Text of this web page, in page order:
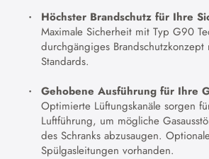
Höchster Brandschutz für Ihre
Maximale Sicherheit mit Typ G90
durchgängiges Brandschutzkonzept
Standards.
Gehobene Ausführung für Ihre
Optimierte Lüftungskanäle sorgen
Luftführung, um mögliche
des Schranks abzusaugen.
Spülgasleitungen vorhanden.